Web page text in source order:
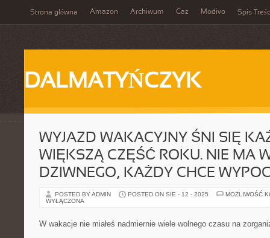
Strona główna Amazon Archiwum Gaz Modivo Spis
DALMATYŃCZYK
WYJAZD WAKACYJNY ŚNI SIĘ
WIĘKSZĄ CZĘŚĆ ROKU. NIE MA
DZIWNEGO, KAŻDY CHCE
POSTED BY ADMIN POSTED ON SIE - 12 - 2025
MOŻLIWOŚĆ
WYŁĄCZONA
W wakacje nie miałeś nadmiernie wiele wolnego czasu na